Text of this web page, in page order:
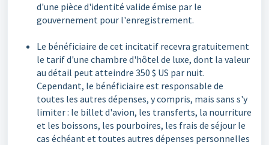
d'une pièce d'identité valide émise par le
gouvernement pour l'enregistrement.
Le bénéficiaire de cet incitatif recevra gratuitement
le tarif d'une chambre d'hôtel de luxe, dont la valeur
au détail peut atteindre 350 $ US par nuit.
Cependant, le bénéficiaire est responsable de
toutes les autres dépenses, y compris, mais sans s'y
limiter : le billet d'avion, les transferts, la nourriture
et les boissons, les pourboires, les frais de séjour le
cas échéant et toutes autres dépenses personnelles